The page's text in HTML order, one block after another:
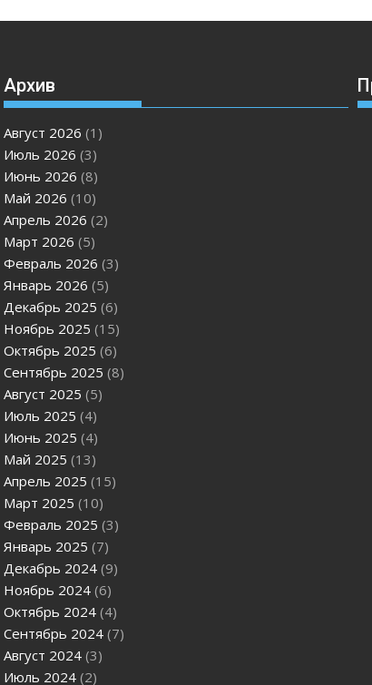
Архив
Август 2026 (1)
Июль 2026 (3)
Июнь 2026 (8)
Май 2026 (10)
Апрель 2026 (2)
Март 2026 (5)
Февраль 2026 (3)
Январь 2026 (5)
Декабрь 2025 (6)
Ноябрь 2025 (15)
Октябрь 2025 (6)
Сентябрь 2025 (8)
Август 2025 (5)
Июль 2025 (4)
Июнь 2025 (4)
Май 2025 (13)
Апрель 2025 (15)
Март 2025 (10)
Февраль 2025 (3)
Январь 2025 (7)
Декабрь 2024(9)
Ноябрь 2024(6)
Октябрь 2024(4)
Сентябрь 2024(7)
Август 2024(3)
Июль 2024(2)